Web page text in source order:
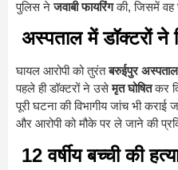
पुलिस नेजवाबी फायरिंगकी, जिसमें वह
अस्पताल में डॉक्टरों ने
घायल आरोपी को तुरंतबरुईपुर अस्पताल
पहले ही डॉक्टरों ने उसेमृत घोषितकर
पूरी घटना की विभागीय जांच भी कराई
और आरोपी को मौके पर ले जाने की
12 वर्षीय बच्ची की